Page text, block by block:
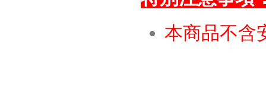
本商品不含